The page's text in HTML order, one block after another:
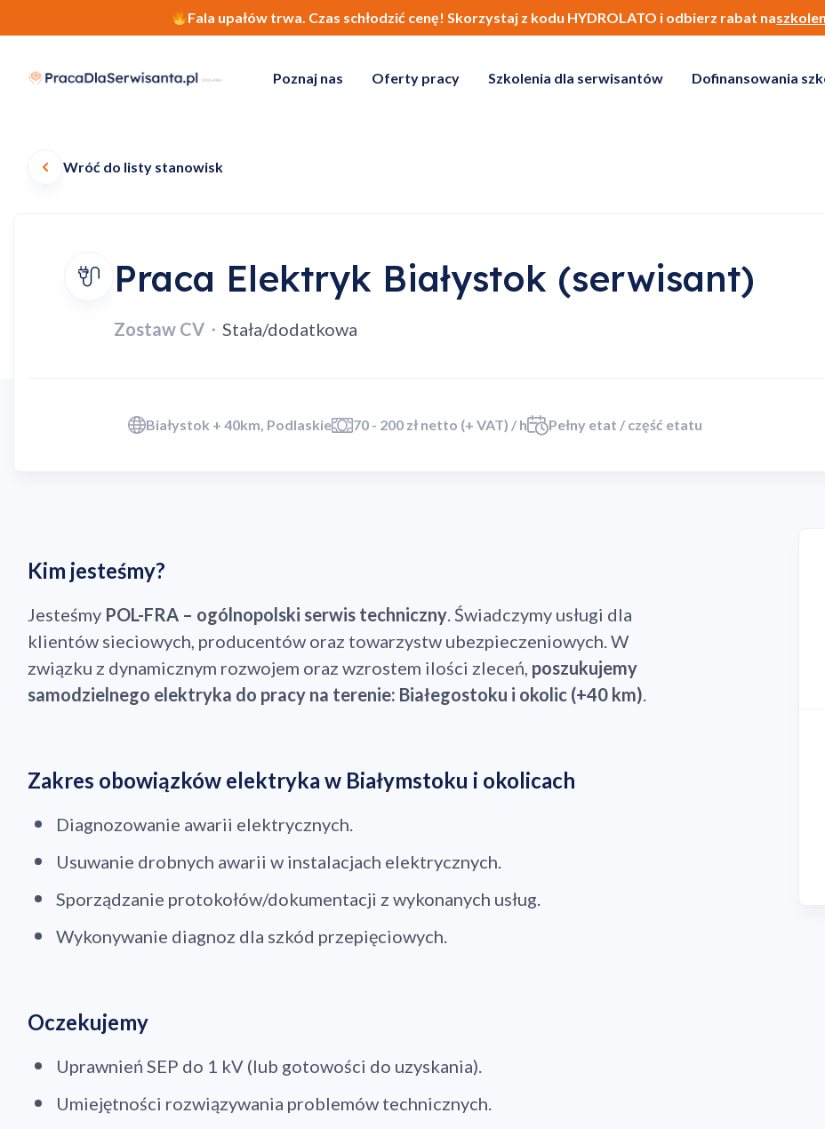
Fala upałów trwa. Czas schłodzić cenę! Skorzystaj z kodu HYDROLATO i odbierz rabat na
Poznaj nas Oferty pracy Szkolenia dla serwisantów Dofinansowania
Wróć do listy stanowisk
Praca Elektryk Białystok (serwisant)
Zostaw CV・ Stała/dodatkowa
Białystok + 40km, Podlaskie 70 - 200 zł netto (+ VAT) / h Pełny etat / część etatu
Kim jesteśmy?
Jesteśmy POL-FRA – ogólnopolski serwis techniczny. Świadczymy usługi dla
klientów sieciowych, producentów oraz towarzystw ubezpieczeniowych. W
związku z dynamicznym rozwojem oraz wzrostem ilości zleceń, poszukujemy
samodzielnego elektryka do pracy na terenie: Białegostoku i okolic (+40 km).
Zakres obowiązków elektryka w Białymstoku i okolicach
Diagnozowanie awarii elektrycznych.
Usuwanie drobnych awarii w instalacjach elektrycznych.
Sporządzanie protokołów/dokumentacji z wykonanych usług.
Wykonywanie diagnoz dla szkód przepięciowych.
Oczekujemy
Uprawnień SEP do 1 kV (lub gotowości do uzyskania).
Umiejętności rozwiązywania problemów technicznych.